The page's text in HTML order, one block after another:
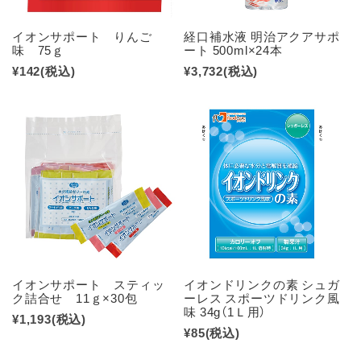
イオンサポート りんご
味 75ｇ
¥142(税込)
経口補水液 明治アクアサポ
ート 500ml×24本
¥3,732(税込)
イオンサポート スティッ
ク詰合せ 11ｇ×30包
¥1,193(税込)
イオンドリンクの素 シュガ
ーレス スポーツドリンク風
味 34g（1Ｌ用）
¥85(税込)